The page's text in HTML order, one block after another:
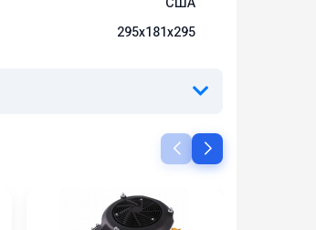
295х181х295